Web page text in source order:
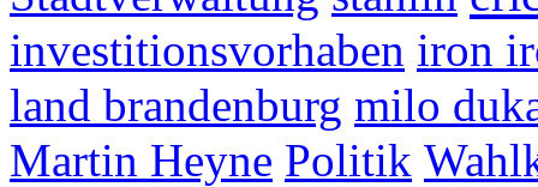
investitionsvorhaben iron
land brandenburg milo
Martin Heyne Politik